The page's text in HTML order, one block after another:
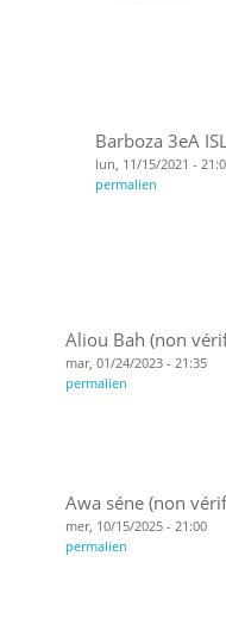
Barboza 3eA
lun, 11/15/2021 -
permalien
Aliou Bah (non
mar, 01/24/2023 - 21:35
permalien
Awa séne (non
mer, 10/15/2025 - 21:00
permalien